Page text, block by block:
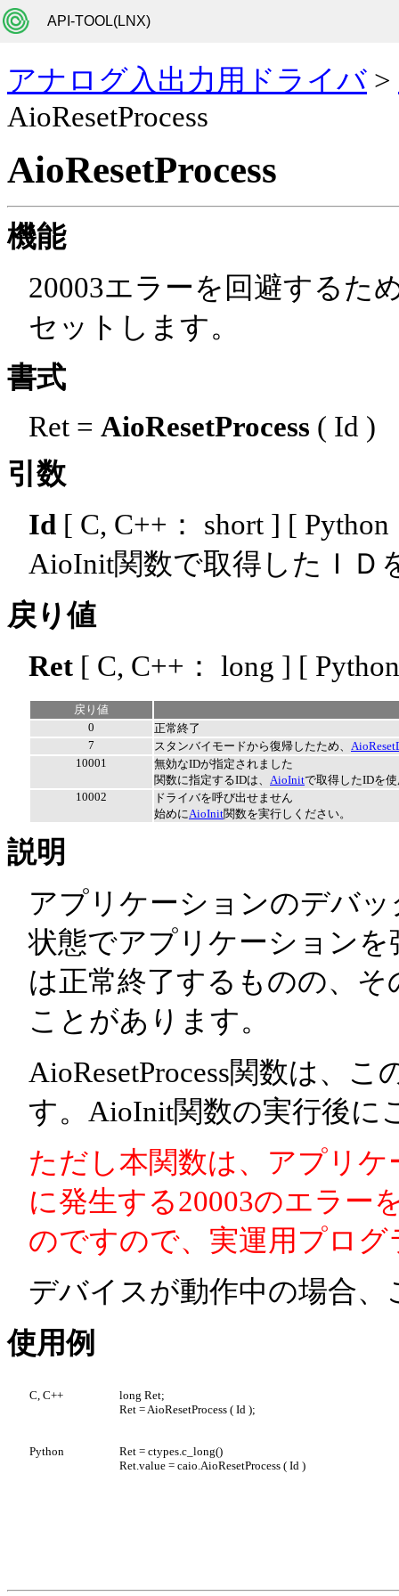
API-TOOL(LNX)
アナログ入出力用ドライバ >
AioResetProcess
AioResetProcess
機能
20003エラーを回避するた
セットします。
書式
Ret = AioResetProcess ( Id )
引数
Id [ C, C++： short ] [ Python
AioInit関数で取得したＩＤ
戻り値
Ret [ C, C++： long ] [
戻り値
0
正常終了
7
スタンバイモードから復帰したため、
10001
無効なIDが指定されました
関数に指定するIDは、 AioInitで取得したIDを
10002
ドライバを呼び出せません
始めに AioInit関数を実行しください。
説明
アプリケーションのデバ
状態でアプリケーション
は正常終了するものの、
ことがあります。
AioResetProcess関数は、
す。AioInit関数の実行後に
ただし本関数は、アプリ
に発生する20003のエラー
のですので、実運用プロ
デバイスが動作中の場合
使用例
C, C++
long Ret;
Ret = AioResetProcess ( Id );
Python
Ret = ctypes.c_long()
Ret.value = caio.AioResetProcess ( Id )